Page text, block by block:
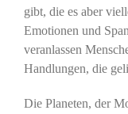
gibt, die es aber
Emotionen und
veranlassen
Handlungen, die
Die Planeten, der